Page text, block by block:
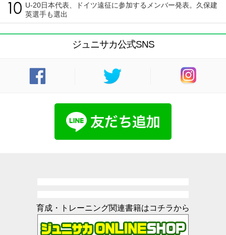
U-20日本代表、ドイツ遠征に参加するメンバー発表。久保建
英選手も選出
ジュニサカ公式SNS
育成・トレーニング関連書籍はコチラから